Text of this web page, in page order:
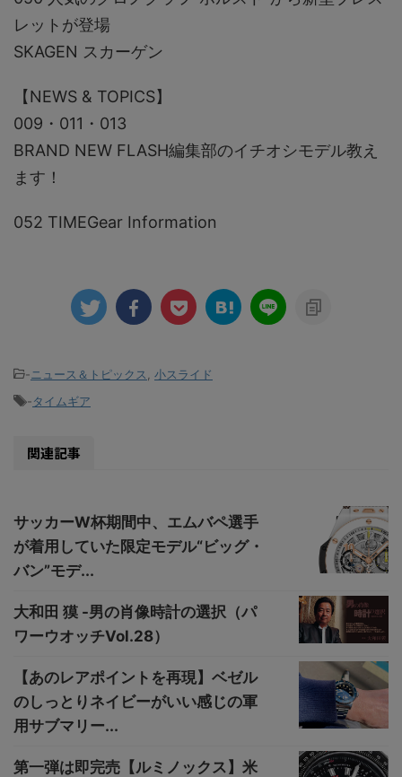
レットが登場
SKAGEN スカーゲン
【NEWS & TOPICS】
009・011・013
BRAND NEW FLASH編集部のイチオシモデル教え
ます！
052 TIMEGear Information
- ニュース＆トピックス
小スライド
-タイムギア
関連記事
サッカーW杯期間中、エムバペ選手
が着用していた限定モデル“ビッグ・
バン”モデ...
大和田 獏 -男の肖像時計の選択（パ
ワーウオッチVol.28）
【あのレアポイントを再現】ベゼル
のしっとりネイビーがいい感じの軍
用サブマリー...
第一弾は即完売【ルミノックス】米